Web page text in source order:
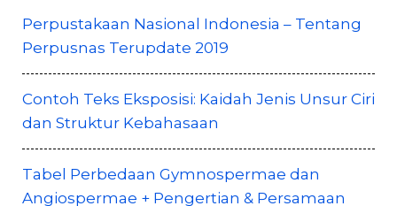
Perpustakaan Nasional Indonesia – Tentang
Perpusnas Terupdate 2019
Contoh Teks Eksposisi: Kaidah Jenis Unsur Ciri
dan Struktur Kebahasaan
Tabel Perbedaan Gymnospermae dan
Angiospermae + Pengertian & Persamaan